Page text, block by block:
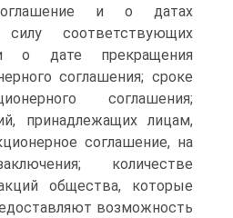
и о датах
соответствующих
о дате прекращения
соглашения; сроке
соглашения;
принадлежащих лицам,
соглашение, на
количестве
общества, которые
возможность